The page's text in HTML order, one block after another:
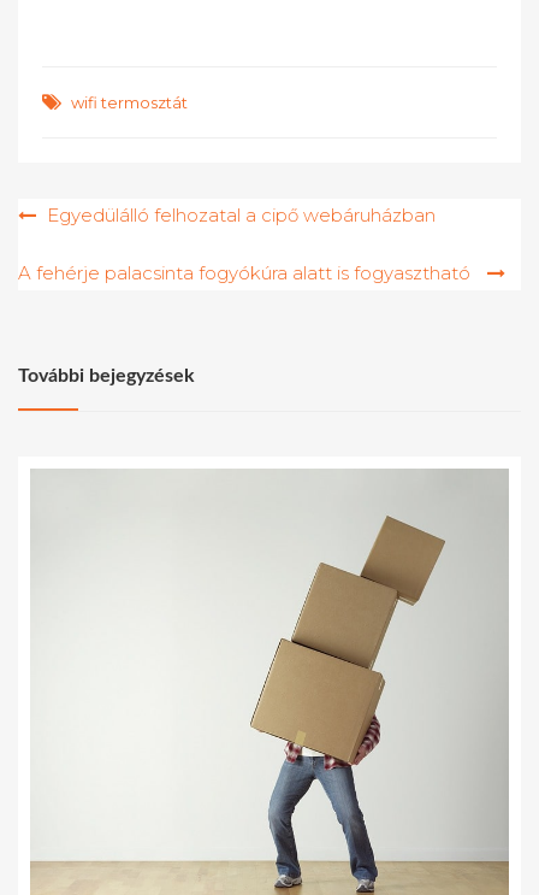
wifi termosztát
Bejegyzés
Egyedülálló felhozatal a cipő webáruházban
A fehérje palacsinta fogyókúra alatt is fogyasztható
További bejegyzések